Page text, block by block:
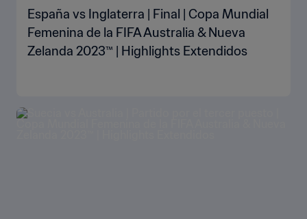
España vs Inglaterra | Final | Copa Mundial
Femenina de la FIFA Australia & Nueva
Zelanda 2023™ | Highlights Extendidos